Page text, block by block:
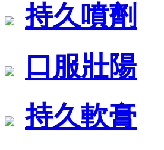
持久噴劑
口服壯陽
持久軟膏